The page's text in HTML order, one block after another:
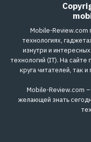
Mobile-Review.com
технологиях,
изнутри и
технологий (IT). На
круга читателей, так
Mobile-Review.com
желающей знать